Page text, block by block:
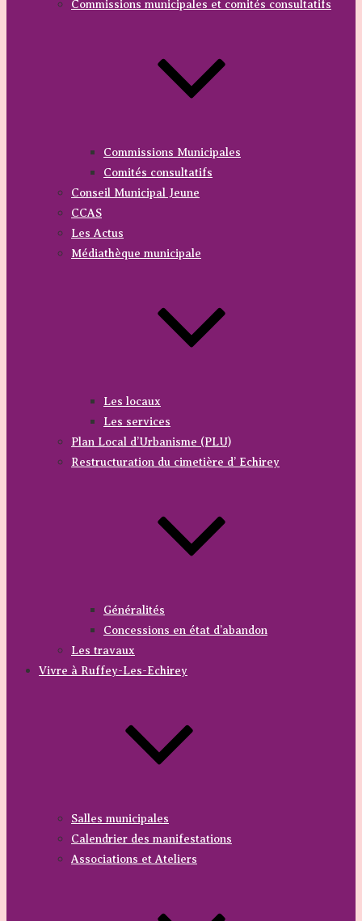
Commissions municipales et comités consultatifs
Commissions Municipales
Comités consultatifs
Conseil Municipal Jeune
CCAS
Les Actus
Médiathèque municipale
Les locaux
Les services
Plan Local d’Urbanisme (PLU)
Restructuration du cimetière d’ Echirey
Généralités
Concessions en état d’abandon
Les travaux
Vivre à Ruffey-Les-Echirey
Salles municipales
Calendrier des manifestations
Associations et Ateliers